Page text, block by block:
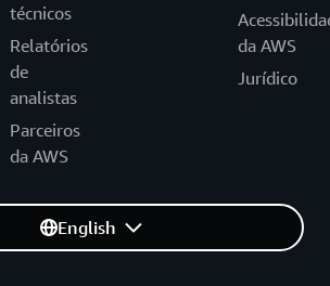
técnicos
Relatórios
de
analistas
Parceiros
da AWS
da AWS
Jurídico
English